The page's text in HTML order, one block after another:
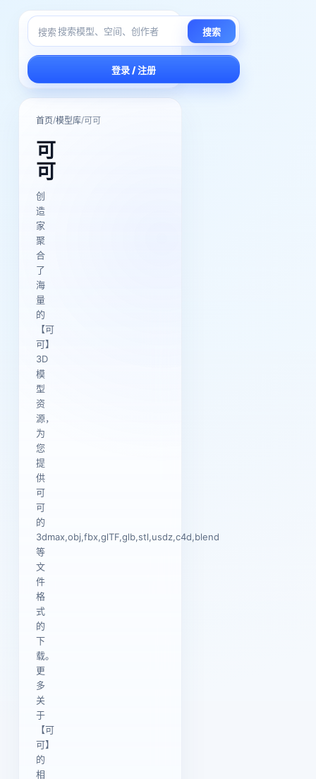
搜索 搜索
登录 / 注册
首页/模型库/可可
可
可
创
造
家
聚
合
了
海
量
的
【可
可】
3D
模
型
资
源，
为
您
提
供
可
可
的
3dmax,obj,fbx,glTF,glb,stl,usdz,c4d,blend
等
文
件
格
式
的
下
载。
更
多
关
于
【可
可】
的
相